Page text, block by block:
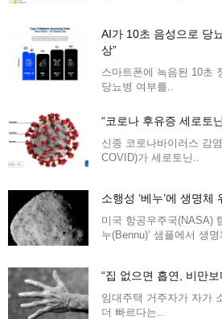
AI가 10초 음성으로 당
상”
스마트폰에 녹음된 10초
당뇨병 여부를..
“코로나 후유증 세로토
신종 코로나바이러스 감
COVID)가 세로토닌..
소행성 ‘베누’에 생명체
미국 항공우주국(NASA)
누(Bennu)’ 샘플에서 생
“집 없으면 흡연, 비만
임대주택 거주자가 자가
더 빠르다는..